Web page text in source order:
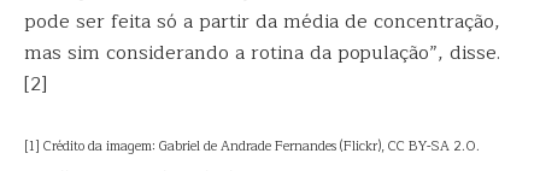
pode ser feita só a partir da média de concentração,
mas sim considerando a rotina da população”, disse.
[2]
[1] Crédito da imagem: Gabriel de Andrade Fernandes (Flickr), CC BY-SA 2.0.